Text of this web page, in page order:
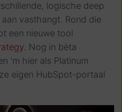
logische deep
vasthangt. Rond die
een nieuwe tool
Nog in bèta
'm hier als Platinum
eigen HubSpot-portaal